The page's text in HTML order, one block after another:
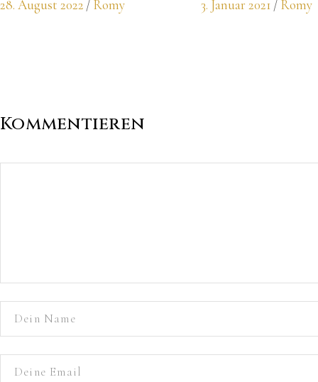
28. August 2022 Romy 3. Januar 2021 Romy
Kommentieren